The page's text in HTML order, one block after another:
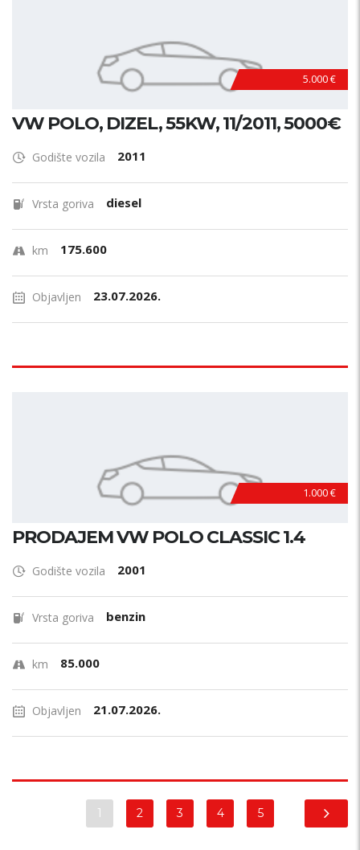
5.000 €
VW POLO, DIZEL, 55KW, 11/2011, 5000€
Godište vozila 2011
Vrsta goriva diesel
km 175.600
Objavljen 23.07.2026.
1.000 €
PRODAJEM VW POLO CLASSIC 1.4
Godište vozila 2001
Vrsta goriva benzin
km 85.000
Objavljen 21.07.2026.
1 2 3 4 5